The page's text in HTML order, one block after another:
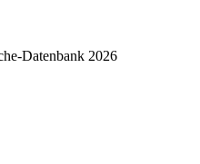
Datenbank 2026